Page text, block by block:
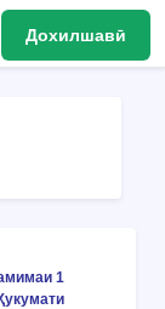
Дохилшавӣ
1